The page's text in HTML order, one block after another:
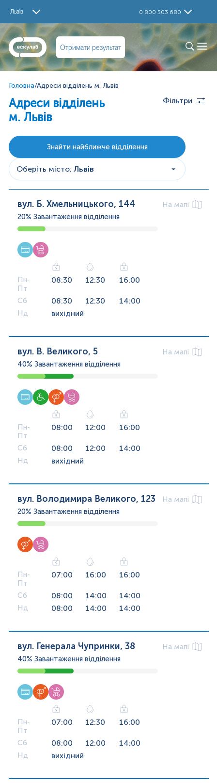
Львів 0 800 503 680
Отримати результат
Головна/Адреси відділень м. Львів
Адреси відділень
м. Львів
Фільтри
Оберіть місто: Львів
Знайти найближче відділення
вул. Б. Хмельницького, 144
На мапі
20% Завантаження відділення
Пн-
Пт
08:30 12:30 16:00
Сб 08:30 12:30 14:00
Нд вихідний
вул. В. Великого, 5
На мапі
40% Завантаження відділення
Пн-
Пт
08:00 12:00 16:00
Сб 08:00 12:00 14:00
Нд вихідний
вул. Володимира Великого, 123
На мапі
20% Завантаження відділення
Пн-
Пт
07:00 16:00 16:00
Сб 08:00 14:00 14:00
Нд 08:00 14:00 14:00
вул. Генерала Чупринки, 38
На мапі
40% Завантаження відділення
Пн-
Пт
07:00 12:30 16:00
Сб 08:00 12:00 14:00
Нд вихідний